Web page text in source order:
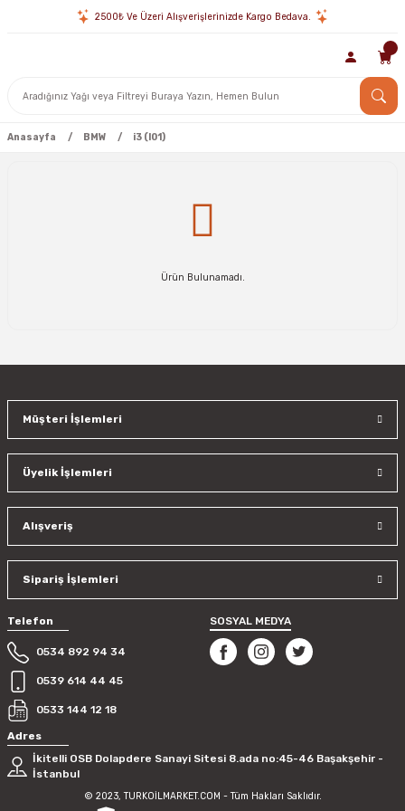
2500₺ Ve Üzeri Alışverişlerinizde Kargo Bedava.
Anasayfa BMW i3 (I01)
Ürün Bulunamadı.
Müşteri İşlemleri
Üyelik İşlemleri
Alışveriş
Sipariş İşlemleri
Telefon
0534 892 94 34
0539 614 44 45
0533 144 12 18
SOSYAL MEDYA
Adres
İkitelli OSB Dolapdere Sanayi Sitesi 8.ada no:45-46 Başakşehir -
İstanbul
© 2023, TURKOİLMARKET.COM - Tüm Hakları Saklıdır.